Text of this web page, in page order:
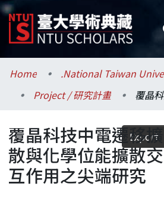
Communities & Collections
Research Outputs
Fundings & Projects
Researchers
Home
Project / 研究計畫
Export
覆晶科技中電遷移擴
散與化學位能擴散交
互作用之尖端研究